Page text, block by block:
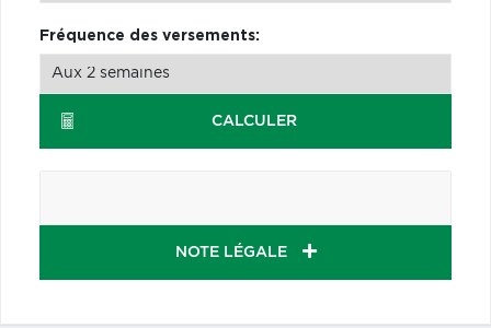
Fréquence des versements:
CALCULER
NOTE LÉGALE